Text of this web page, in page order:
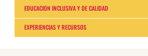
EDUCACIÓN INCLUSIVA Y DE CALIDAD
EXPERIENCIAS Y RECURSOS